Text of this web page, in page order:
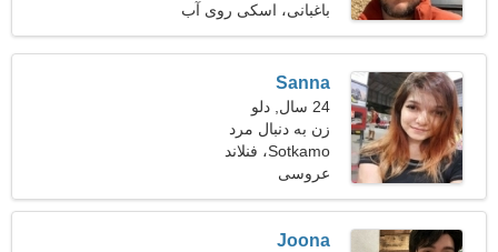
باغبانی، اسکی روی آب
Sanna
24 سال, دلو
زن به دنبال مرد
Sotkamo، فنلاند
عروسی
Joona